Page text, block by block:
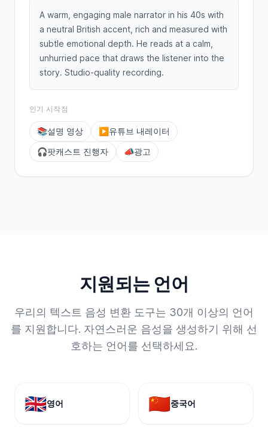
A warm, engaging male narrator in his 40s with
a neutral British accent, rich and measured with
subtle emotional depth. He reads at a calm,
unhurried pace that draws the listener into the
story. Studio-quality recording.
인기 시작점
📚설명 영상 ▶️ 유튜브 내레이터
🎧팟캐스트 진행자 📣광고
지원되는 언어
우리의 텍스트 음성 변환 도구는 30개 이상의 언어
를 지원합니다. 자연스러운 음성을 생성하기 위해 선
호하는 언어를 선택하세요.
🇬🇧영어 🇨🇳중국어